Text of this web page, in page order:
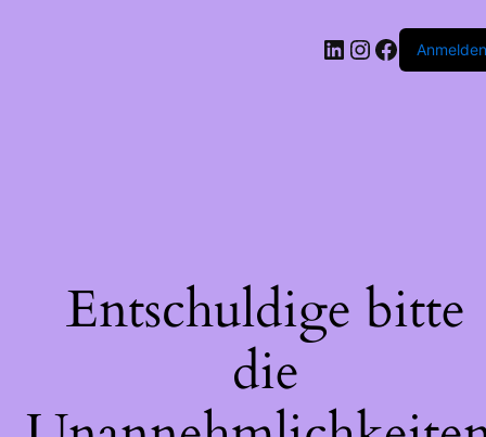
LinkedIn
Instagram
Anmelden
Entschuldige bitte
die